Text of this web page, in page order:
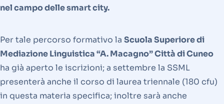
nel campo delle smart city.
Per tale percorso formativo la Scuola Superiore di
Mediazione Linguistica “A. Macagno” Città di Cuneo
ha già aperto le iscrizioni; a settembre la SSML
presenterà anche il corso di laurea triennale (180 cfu)
in questa materia specifica; inoltre sarà anche